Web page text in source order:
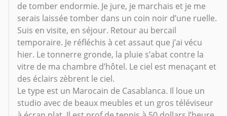
de tomber endormie. Je jure, je marchais et je me
serais laissée tomber dans un coin noir d’une ruelle.
Suis en visite, en séjour. Retour au bercail
temporaire. Je réfléchis à cet assaut que j’ai vécu
hier. Le tonnerre gronde, la pluie s’abat contre la
vitre de ma chambre d’hôtel. Le ciel est menaçant et
des éclairs zèbrent le ciel.
Le type est un Marocain de Casablanca. Il loue un
studio avec de beaux meubles et un gros téléviseur